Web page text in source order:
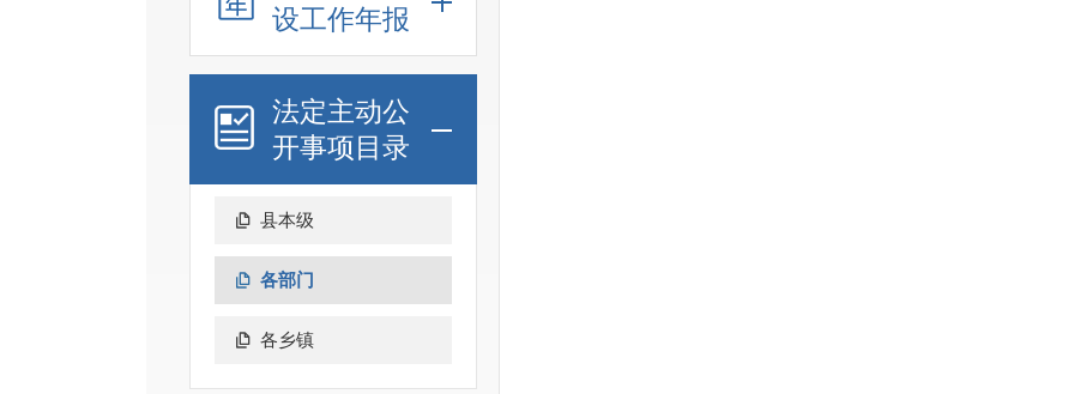
设工作年报
法定主动公
开事项目录
县本级
各部门
各乡镇